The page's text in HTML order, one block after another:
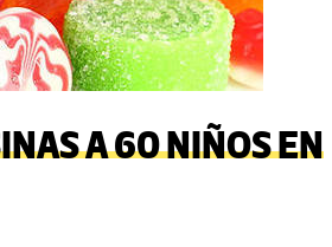
A 60 NIÑOS EN